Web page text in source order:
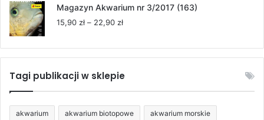
od
Magazyn Akwarium nr 3/2017 (163)
15,90 zł – 22,90 złZakres
od
15,90 zł
Tagi publikacji w sklepie
akwarium akwarium biotopowe akwarium morskie